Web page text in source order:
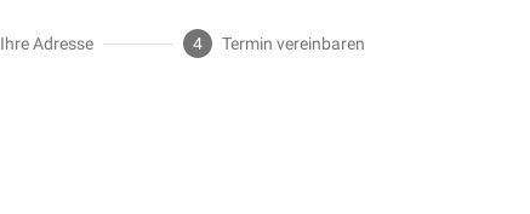
Ihre Adresse 4 Termin vereinbaren